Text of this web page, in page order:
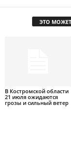
ЭТО
В Костромской области
21 июля ожидаются
грозы и сильный ветер